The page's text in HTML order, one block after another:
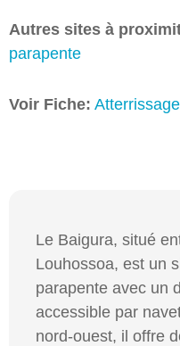
Autres sites à
parapente
Voir Fiche:
Le Baigura, situé
Louhossoa, est un
parapente avec un
accessible par
nord-ouest, il offre